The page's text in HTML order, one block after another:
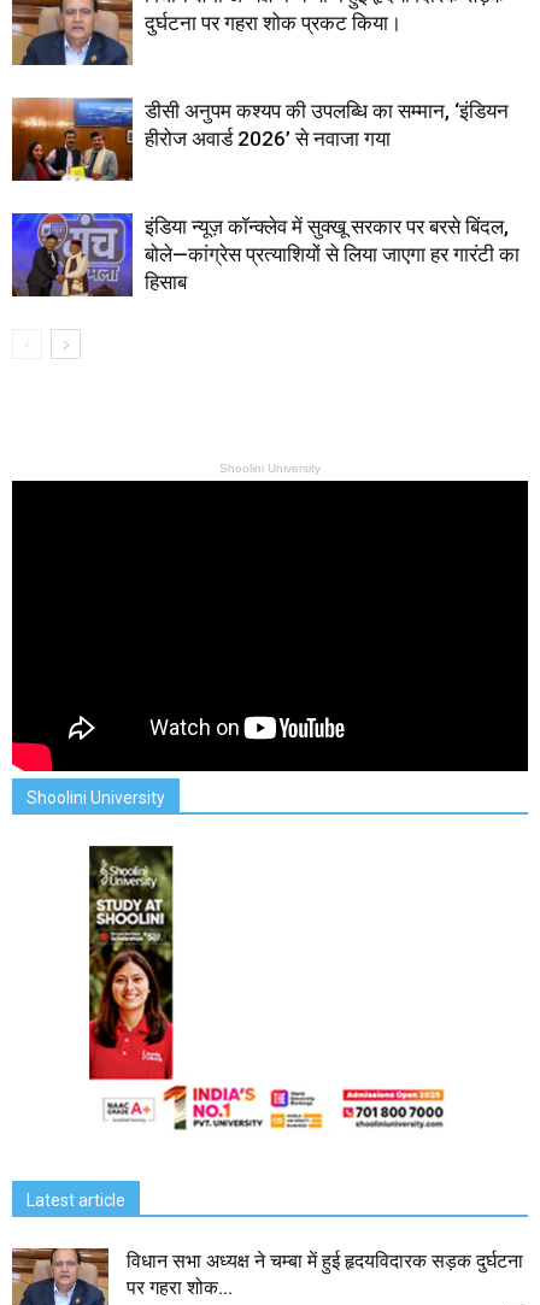
दुर्घटना पर गहरा शोक प्रकट किया।
डीसी अनुपम कश्यप की उपलब्धि का सम्मान, ‘इंडियन
हीरोज अवार्ड 2026’ से नवाजा गया
इंडिया न्यूज़ कॉन्क्लेव में सुक्खू सरकार पर बरसे बिंदल,
बोले—कांग्रेस प्रत्याशियों से लिया जाएगा हर गारंटी का
हिसाब
Shoolini University
Shoolini University
Latest article
विधान सभा अध्यक्ष ने चम्बा में हुई हृदयविदारक सड़क दुर्घटना
पर गहरा शोक...